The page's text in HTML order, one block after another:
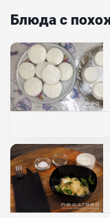
Блюда с
Сладкое угощение для
полакомиться такой
самом деле не очень
нужно будет долго
Ингредиенты:
Молоко, Творог,